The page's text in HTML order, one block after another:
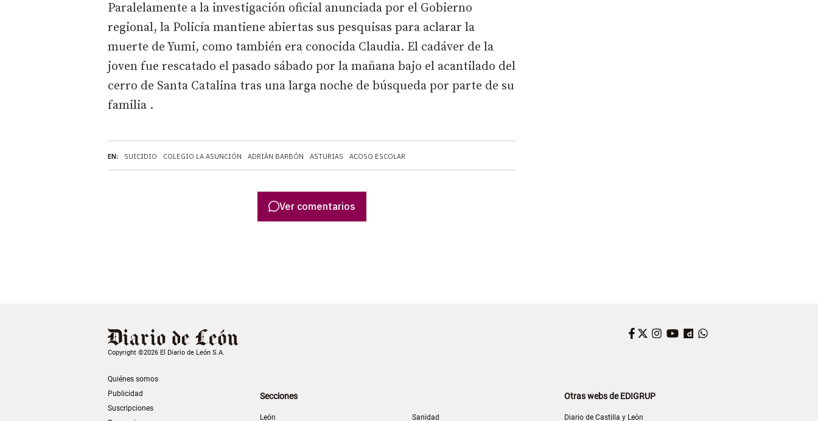
EN: SUICIDIO COLEGIO LA ASUNCIÓN ADRIÁN BARBÓN ASTURIAS ACOSO ESCOLAR
Paralelamente a la investigación oficial anunciada por el Gobierno
regional, la Policía mantiene abiertas sus pesquisas para aclarar la
muerte de Yumi, como también era conocida Claudia. El cadáver de la
joven fue rescatado el pasado sábado por la mañana bajo el acantilado del
cerro de Santa Catalina tras una larga noche de búsqueda por parte de su
familia .
Ver comentarios
Copyright ©2026 El Diario de León S.A.
Quiénes somos
Publicidad
Suscripciones
Facebook
Twitter
Instagram
YouTube
Dailymotion
Secciones
León Sanidad
Otras webs de EDIGRUP
Diario de Castilla y León